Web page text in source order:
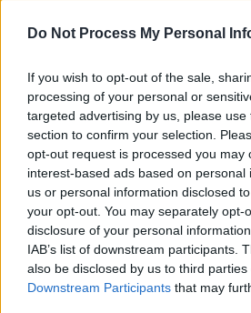
Do Not Process My Personal
If you wish to opt-out of the sale,
processing of your personal or
targeted advertising by us, please
section to confirm your selection.
opt-out request is processed you may
interest-based ads based on personal
us or personal information disclosed
your opt-out. You may separately opt-
disclosure of your personal
IAB’s list of downstream participants.
also be disclosed by us to third parties
Downstream Participants that may
Ελλάδα|22.01.2022 13:00
Η κακοκαιρία «Ελπίς»
χώρα στα «λευκά»: Πώς
τις επόμενες ώρες και
αναμένονται
Lifestyle|22.01.2022 12:56
Survivor: Οι 3 νέοι
αλήθεια για το νέο